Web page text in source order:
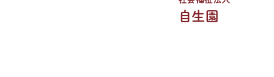
自生園